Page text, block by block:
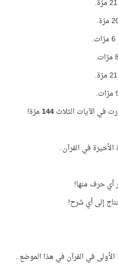
في الآيات الثلاث144مرّة!
في القرآن..
أي حرف منها!
إلى أي شرح!
في القرآن في هذا الموضع..